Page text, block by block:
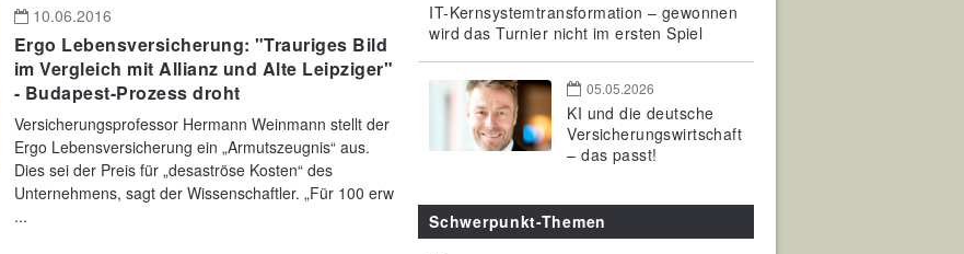
10.06.2016
Ergo Lebensversicherung: "Trauriges Bild
im Vergleich mit Allianz und Alte Leipziger"
- Budapest-Prozess droht
Versicherungsprofessor Hermann Weinmann stellt der
Ergo Lebensversicherung ein „Armutszeugnis“ aus.
Dies sei der Preis für „desaströse Kosten“ des
Unternehmens, sagt der Wissenschaftler. „Für 100 erw
...
IT-Kernsystemtransformation – gewonnen
wird das Turnier nicht im ersten Spiel
05.05.2026
KI und die deutsche
Versicherungswirtschaft
– das passt!
Schwerpunkt-Themen